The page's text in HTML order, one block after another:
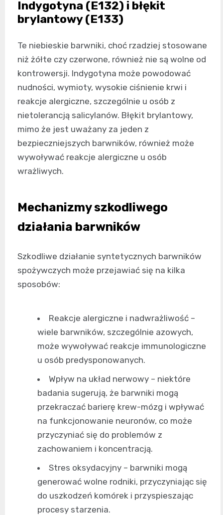
Indygotyna (E132) i błękit
brylantowy (E133)
Te niebieskie barwniki, choć rzadziej stosowane
niż żółte czy czerwone, również nie są wolne od
kontrowersji. Indygotyna może powodować
nudności, wymioty, wysokie ciśnienie krwi i
reakcje alergiczne, szczególnie u osób z
nietolerancją salicylanów. Błękit brylantowy,
mimo że jest uważany za jeden z
bezpieczniejszych barwników, również może
wywoływać reakcje alergiczne u osób
wrażliwych.
Mechanizmy szkodliwego
działania barwników
Szkodliwe działanie syntetycznych barwników
spożywczych może przejawiać się na kilka
sposobów:
Reakcje alergiczne i nadwrażliwość –
wiele barwników, szczególnie azowych,
może wywoływać reakcje immunologiczne
u osób predysponowanych.
Wpływ na układ nerwowy – niektóre
badania sugerują, że barwniki mogą
przekraczać barierę krew-mózg i wpływać
na funkcjonowanie neuronów, co może
przyczyniać się do problemów z
zachowaniem i koncentracją.
Stres oksydacyjny – barwniki mogą
generować wolne rodniki, przyczyniając się
do uszkodzeń komórek i przyspieszając
procesy starzenia.